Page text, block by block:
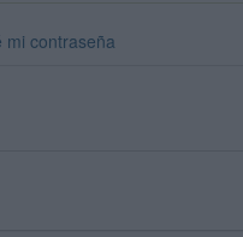
mi contraseña